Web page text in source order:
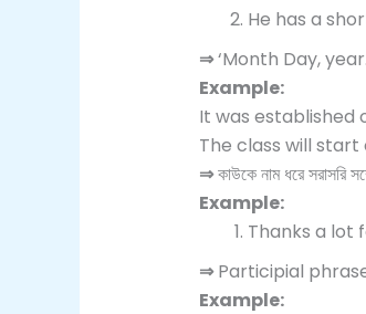
He has a
⇒‘Month Day, year.
Example:
It was established
The class will start
⇒কাউকে নাম ধরে সরাসরি
Example:
Thanks a lot
⇒Participial
Example: